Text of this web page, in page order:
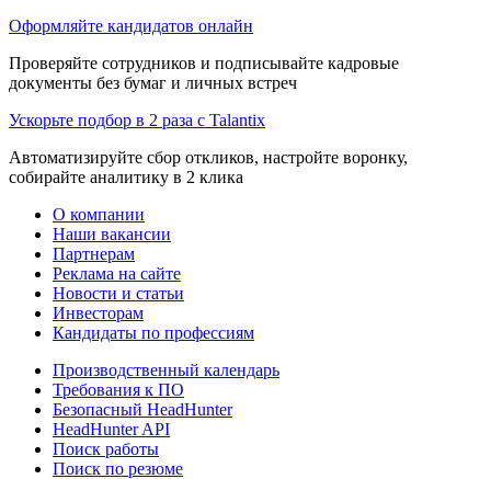
Оформляйте кандидатов онлайн
Проверяйте сотрудников и подписывайте кадровые
документы без бумаг и личных встреч
Ускорьте подбор в 2 раза с Talantix
Автоматизируйте сбор откликов, настройте воронку,
собирайте аналитику в 2 клика
О компании
Наши вакансии
Партнерам
Реклама на сайте
Новости и статьи
Инвесторам
Кандидаты по профессиям
Производственный календарь
Требования к ПО
Безопасный HeadHunter
HeadHunter API
Поиск работы
Поиск по резюме